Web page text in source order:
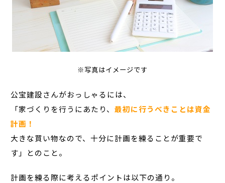
※写真はイメージです
公宝建設さんがおっしゃるには、
「家づくりを行うにあたり、最初に行うべきことは資金
計画！
大きな買い物なので、十分に計画を練ることが重要で
す」とのこと。
計画を練る際に考えるポイントは以下の通り。